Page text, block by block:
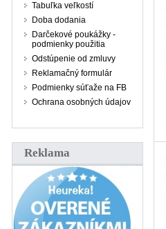
Tabuľka veľkostí
Doba dodania
Darčekové poukážky -
podmienky použitia
Odstúpenie od zmluvy
Reklamačný formulár
Podmienky súťaže na FB
Ochrana osobných údajov
Reklama